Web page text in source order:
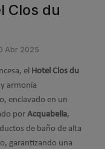
Clos du
Abr 2025
el Hotel Clos du
armonía
enclavado en un
por Acquabella,
de baño de alta
garantizando una